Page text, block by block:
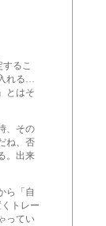
るこ
れる…
とはそ
、その
ね、否
。出来
ら「自
トレー
ってい